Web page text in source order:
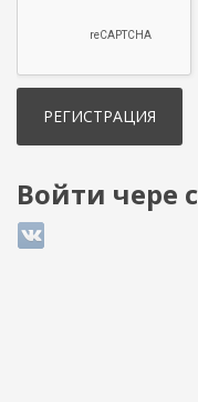
Войти чере
Login with ВКонтакте